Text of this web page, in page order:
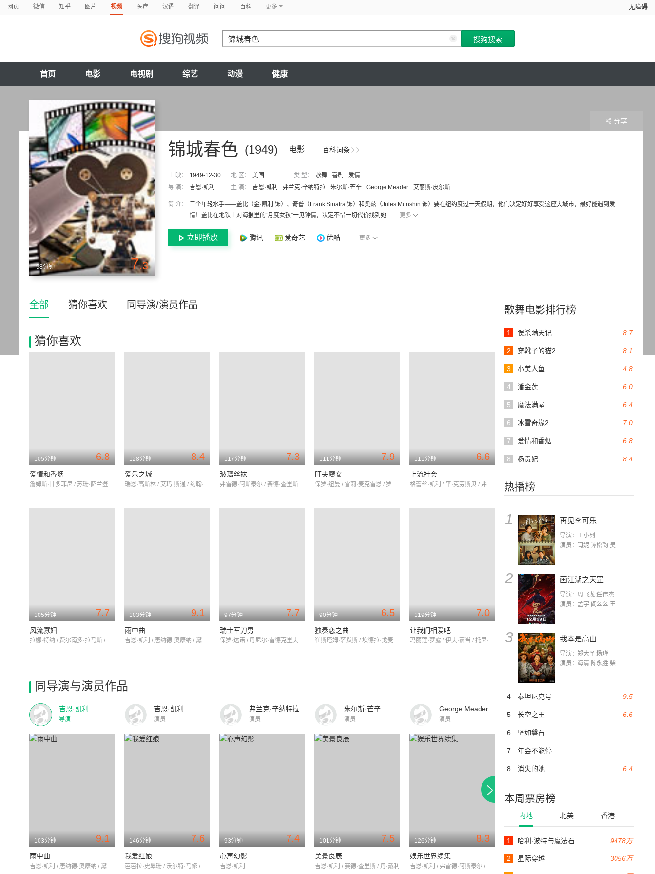
网页 微信 知乎 图片 视频 医疗 汉语 翻译 问问 百科 更多 无障碍
首页 电影 电视剧 综艺 动漫 健康
98分钟 7.3
百科词条
(1949) 电影
锦城春色
上 映： 1949-12-30 地 区： 美国 类 型： 歌舞 喜剧
爱情
导 演：
吉恩·凯利 主 演： 吉恩·凯利 弗兰克·辛纳特拉 朱尔斯·芒辛 George Meader 艾丽斯·皮尔斯
简 介：
三个年轻水手——盖比（金·凯利 饰）、奇普（Frank Sinatra 饰）和奥兹（Jules Munshin 饰）要在纽约度过一天假期，他们决定好好享受这座大城市，最好能遇到爱
情！盖比在地铁上对海报里的“月度女孩”一见钟情，决定不惜一切代价找到她...
更多
立即播放 腾讯 爱奇艺 优酷 更多
分享
歌舞电影排行榜
8.7
1 误杀瞒天记
8.1
2 穿靴子的猫2
4.8
3 小美人鱼
6.0
4 潘金莲
6.4
5 魔法满屋
7.0
6 冰雪奇缘2
6.8
7 爱情和香烟
8.4
8 杨贵妃
热播榜
1 再见李可乐
导演：王小列
演员：闫妮 谭松韵 吴京 蒋龙 赵小棠 冯雷 李虎城 平安 小七 小可乐
2 画江湖之天罡
导演：周飞龙;任伟杰
演员：孟宇 阎么么 王凯 郭政建 阎萌萌 杨默 高枫 齐斯伽 刘芊含 马程
3 我本是高山
导演：郑大圣;杨瑾
演员：海清 陈永胜 柴烨 王玥婷 万国鹏 美朵达瓦 赵瑞婷 罗解艳 郭莉娜 潘家艳
9.5
4 泰坦尼克号
6.6
5 长空之王
6 坚如磐石
7 年会不能停
6.4
8 消失的她
本周票房榜
内地 北美 香港
9478万
1 哈利·波特与魔法石
3056万
2 星际穿越
全部 猜你喜欢 同导演/演员作品
猜你喜欢
6.8
105分钟
爱情和香烟
詹姆斯·甘多菲尼 / 苏珊·萨兰登 / 凯特·温斯莱特
8.4
128分钟
爱乐之城
瑞恩·高斯林 / 艾玛·斯通 / 约翰·传奇
7.3
117分钟
玻璃丝袜
弗雷德·阿斯泰尔 / 赛德·查里斯 / 简妮丝·佩吉
7.9
111分钟
旺夫魔女
保罗·纽曼 / 雪莉·麦克雷恩 / 罗伯特·米彻姆
6.6
111分钟
上流社会
格蕾丝·凯利 / 平·克劳斯贝 / 弗兰克·辛纳特拉
7.7
105分钟
风流寡妇
拉娜·特纳 / 费尔南多·拉马斯 / 尤娜·默克尔
9.1
103分钟
雨中曲
吉恩·凯利 / 唐纳德·奥康纳 / 黛比·雷诺斯
7.7
97分钟
瑞士军刀男
保罗·达诺 / 丹尼尔·雷德克里夫 / 玛丽·伊丽莎白·温斯特德
6.5
90分钟
独奏恋之曲
崔斯塔姆·萨默斯 / 坎德拉·戈麦斯 / JaimePujo
7.0
119分钟
让我们相爱吧
玛丽莲·梦露 / 伊夫·蒙当 / 托尼·兰德尔
同导演与演员作品
吉恩·凯利
导演
吉恩·凯利
演员
弗兰克·辛纳特拉
演员
朱尔斯·芒辛
演员
George Meader
演员
9.1
103分钟
雨中曲
吉恩·凯利 / 唐纳德·奥康纳 / 黛比·雷诺斯
7.6
146分钟
我爱红娘
芭芭拉·史翠珊 / 沃尔特·马修 / 路易斯·阿姆斯特朗
7.4
93分钟
心声幻影
吉恩·凯利
7.5
101分钟
美景良辰
吉恩·凯利 / 赛德·查里斯 / 丹·戴利
8.3
126分钟
娱乐世界续集
吉恩·凯利 / 弗雷德·阿斯泰尔 / 多丽丝·黛
98分钟
春色撩人
104分钟
冷暖心声冷暖情